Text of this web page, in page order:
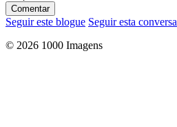
Comentar
Seguir este blogue Seguir esta conversa
© 2026 1000 Imagens